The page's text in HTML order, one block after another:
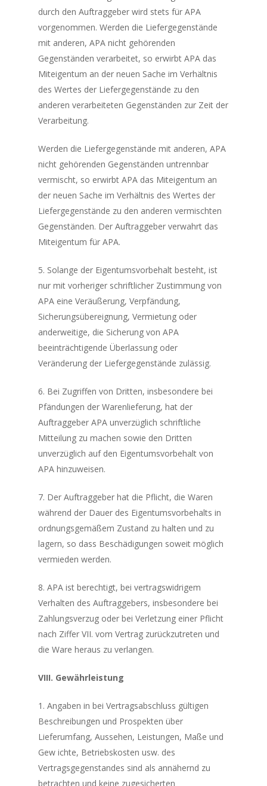
durch den Auftraggeber wird stets für APA
vorgenommen. Werden die Liefergegenstände
mit anderen, APA nicht gehörenden
Gegenständen verarbeitet, so erwirbt APA das
Miteigentum an der neuen Sache im Verhältnis
des Wertes der Liefergegenstände zu den
anderen verarbeiteten Gegenständen zur Zeit der
Verarbeitung.
Werden die Liefergegenstände mit anderen, APA
nicht gehörenden Gegenständen untrennbar
vermischt, so erwirbt APA das Miteigentum an
der neuen Sache im Verhältnis des Wertes der
Liefergegenstände zu den anderen vermischten
Gegenständen. Der Auftraggeber verwahrt das
Miteigentum für APA.
5. Solange der Eigentumsvorbehalt besteht, ist
nur mit vorheriger schriftlicher Zustimmung von
APA eine Veräußerung, Verpfändung,
Sicherungsübereignung, Vermietung oder
anderweitige, die Sicherung von APA
beeinträchtigende Überlassung oder
Veränderung der Liefergegenstände zulässig.
6. Bei Zugriffen von Dritten, insbesondere bei
Pfändungen der Warenlieferung, hat der
Auftraggeber APA unverzüglich schriftliche
Mitteilung zu machen sowie den Dritten
unverzüglich auf den Eigentumsvorbehalt von
APA hinzuweisen.
7. Der Auftraggeber hat die Pflicht, die Waren
während der Dauer des Eigentumsvorbehalts in
ordnungsgemäßem Zustand zu halten und zu
lagern, so dass Beschädigungen soweit möglich
vermieden werden.
8. APA ist berechtigt, bei vertragswidrigem
Verhalten des Auftraggebers, insbesondere bei
Zahlungsverzug oder bei Verletzung einer Pflicht
nach Ziffer VII. vom Vertrag zurückzutreten und
die Ware heraus zu verlangen.
VIII. Gewährleistung
1. Angaben in bei Vertragsabschluss gültigen
Beschreibungen und Prospekten über
Lieferumfang, Aussehen, Leistungen, Maße und
Gew ichte, Betriebskosten usw. des
Vertragsgegenstandes sind als annähernd zu
betrachten und keine zugesicherten